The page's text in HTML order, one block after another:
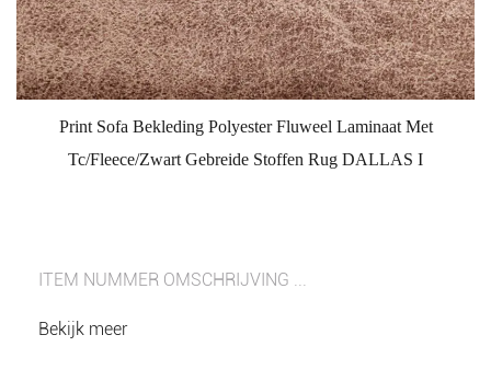
Print Sofa Bekleding Polyester Fluweel Laminaat Met
Tc/Fleece/Zwart Gebreide Stoffen Rug DALLAS I
ITEM NUMMER OMSCHRIJVING ...
Bekijk meer